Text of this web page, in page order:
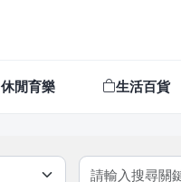
休閒育樂 生活百貨